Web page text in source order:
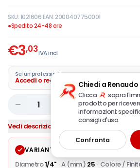
SKU:1021606·EAN:2000407750001
●Spedito 24-48 ore
€3,03IVA incl.
Sei un professionista?
Accedi o registra la tua azienda
1
Vedi descrizione completa
VARIANTE SELEZIONATA
Diametro1/4" · A (mm.) 25 · Colore /
Chiedi a Renaudo
Clicca
sopra
prodotto per
informazioni:
consigli d'uso.
Confronta